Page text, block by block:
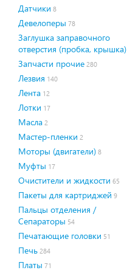
Датчики 8
Девелоперы 78
Заглушка заправочного
отверстия (пробка, крышка)
Запчасти прочие 280
Лезвия 140
Лента 12
Лотки 17
Масла 2
Мастер-пленки 2
Моторы (двигатели) 8
Муфты 17
Очистители и жидкости 65
Пакеты для картриджей 9
Пальцы отделения /
Сепараторы 54
Печатающие головки 51
Печь 284
Платы 71